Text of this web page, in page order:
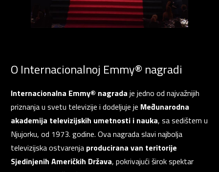
O Internacionalnoj Emmy® nagradi
Internacionalna Emmy® nagrada je jedno od najvažnijih
priznanja u svetu televizije i dodeljuje je Međunarodna
akademija televizijskih umetnosti i nauka, sa sedištem u
Njujorku, od 1973. godine. Ova nagrada slavi najbolja
televizijska ostvarenja producirana van teritorije
Sjedinjenih Američkih Država, pokrivajući širok spektar